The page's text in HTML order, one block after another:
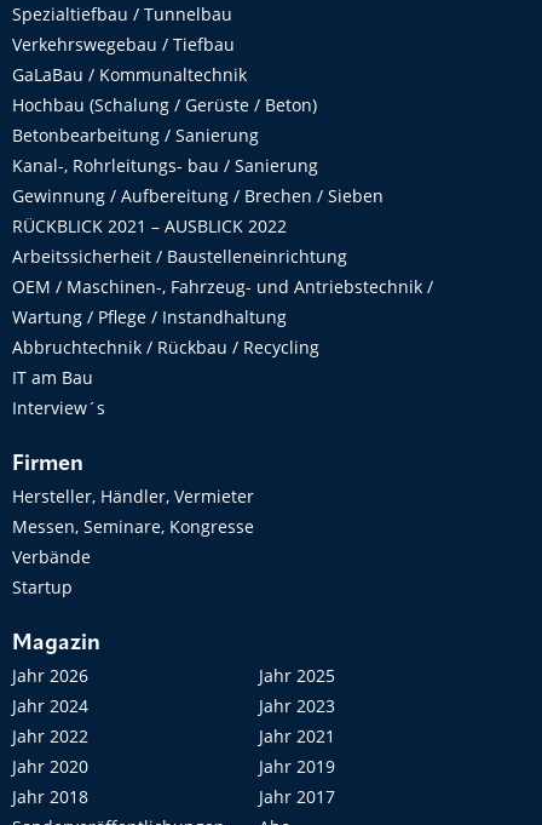
Spezialtiefbau / Tunnelbau
Verkehrswegebau / Tiefbau
GaLaBau / Kommunaltechnik
Hochbau (Schalung / Gerüste / Beton)
Betonbearbeitung / Sanierung
Kanal-, Rohrleitungs- bau / Sanierung
Gewinnung / Aufbereitung / Brechen / Sieben
RÜCKBLICK 2021 – AUSBLICK 2022
Arbeitssicherheit / Baustelleneinrichtung
OEM / Maschinen-, Fahrzeug- und Antriebstechnik /
Wartung / Pflege / Instandhaltung
Abbruchtechnik / Rückbau / Recycling
IT am Bau
Interview´s
Firmen
Hersteller, Händler, Vermieter
Messen, Seminare, Kongresse
Verbände
Startup
Magazin
Jahr 2026
Jahr 2025
Jahr 2024
Jahr 2023
Jahr 2022
Jahr 2021
Jahr 2020
Jahr 2019
Jahr 2018
Jahr 2017